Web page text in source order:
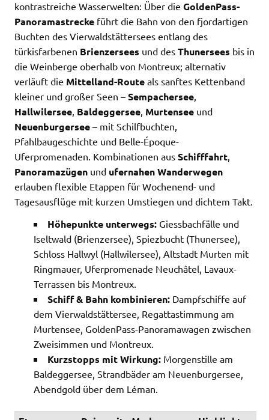
kontrastreiche Wasserwelten: Über die GoldenPass-
Panoramastrecke führt die Bahn von den fjordartigen
Buchten des Vierwaldstättersees entlang des
türkisfarbenen Brienzersees und des Thunersees bis in
die Weinberge oberhalb von Montreux; alternativ
verläuft die Mittelland-Route als sanftes Kettenband
kleiner und großer Seen – Sempachersee,
Hallwilersee, Baldeggersee, Murtensee und
Neuenburgersee – mit Schilfbuchten,
Pfahlbaugeschichte und Belle-Époque-
Uferpromenaden. Kombinationen aus Schifffahrt,
Panoramazügen und ufernahen Wanderwegen
erlauben flexible Etappen für Wochenend- und
Tagesausflüge mit kurzen Umstiegen und dichtem Takt.
Höhepunkte unterwegs: Giessbachfälle und
Iseltwald (Brienzersee), Spiezbucht (Thunersee),
Schloss Hallwyl (Hallwilersee), Altstadt Murten mit
Ringmauer, Uferpromenade Neuchâtel, Lavaux-
Terrassen bis Montreux.
Schiff & Bahn kombinieren: Dampfschiffe auf
dem Vierwaldstättersee, Regattastimmung am
Murtensee, GoldenPass-Panoramawagen zwischen
Zweisimmen und Montreux.
Kurzstopps mit Wirkung: Morgenstille am
Baldeggersee, Strandbäder am Neuenburgersee,
Abendgold über dem Léman.